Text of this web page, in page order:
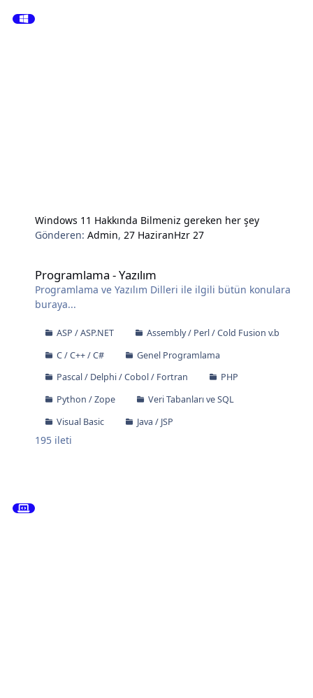
Windows 11 Hakkında Bilmeniz gereken her şey
Gönderen:Admin, 27 HaziranHzr 27
Programlama - Yazılım
Programlama ve Yazılım Dilleri ile ilgili bütün konulara
buraya...
ASP / ASP.NET
Assembly / Perl / Cold Fusion v.b
C / C++ / C#
Genel Programlama
Pascal / Delphi / Cobol / Fortran
PHP
Python / Zope
Veri Tabanları ve SQL
Visual Basic
Java / JSP
195 ileti